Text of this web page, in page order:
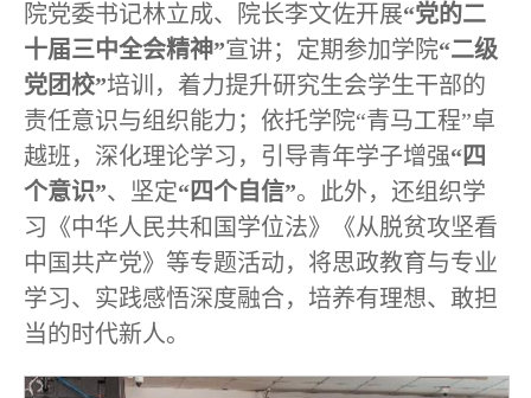
院党委书记林立成、院长李文佐开展“党的二
十届三中全会精神”宣讲；定期参加学院“二级
党团校”培训，着力提升研究生会学生干部的
责任意识与组织能力；依托学院“青马工程”卓
越班，深化理论学习，引导青年学子增强“四
个意识”、坚定“四个自信”。此外，还组织学
习《中华人民共和国学位法》《从脱贫攻坚看
中国共产党》等专题活动，将思政教育与专业
学习、实践感悟深度融合，培养有理想、敢担
当的时代新人。